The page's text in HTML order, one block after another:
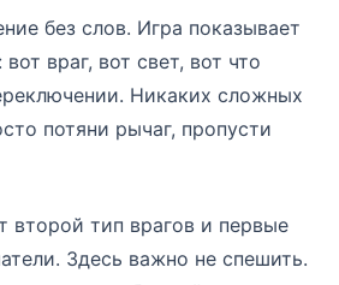
без слов. Игра показывает
враг, вот свет, вот что
Никаких сложных
потяни рычаг, пропусти
второй тип врагов и первые
Здесь важно не спешить.